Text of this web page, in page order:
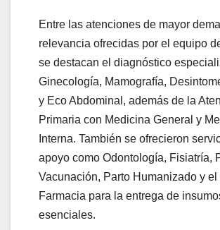
Entre las atenciones de mayor
relevancia ofrecidas por el equipo
se destacan el diagnóstico
Ginecología, Mamografía,
y Eco Abdominal, además de la
Primaria con Medicina General y
Interna. También se ofrecieron
apoyo como Odontología, Fisiatría,
Vacunación, Parto Humanizado y
Farmacia para la entrega de
esenciales.